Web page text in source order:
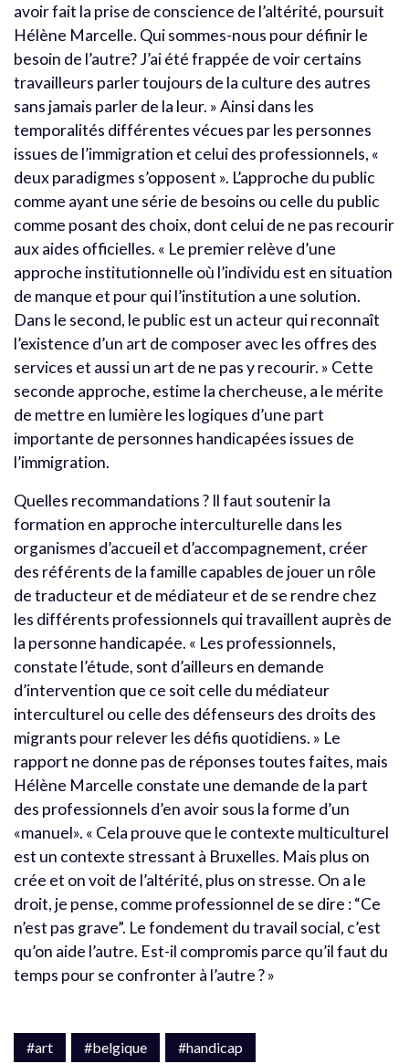
avoir fait la prise de conscience de l’altérité, poursuit
Hélène Marcelle. Qui sommes-nous pour définir le
besoin de l’autre? J’ai été frappée de voir certains
travailleurs parler toujours de la culture des autres
sans jamais parler de la leur. » Ainsi dans les
temporalités différentes vécues par les personnes
issues de l’immigration et celui des professionnels, «
deux paradigmes s’opposent ». L’approche du public
comme ayant une série de besoins ou celle du public
comme posant des choix, dont celui de ne pas recourir
aux aides officielles. « Le premier relève d’une
approche institutionnelle où l’individu est en situation
de manque et pour qui l’institution a une solution.
Dans le second, le public est un acteur qui reconnaît
l’existence d’un art de composer avec les offres des
services et aussi un art de ne pas y recourir. » Cette
seconde approche, estime la chercheuse, a le mérite
de mettre en lumière les logiques d’une part
importante de personnes handicapées issues de
l’immigration.
Quelles recommandations ? Il faut soutenir la
formation en approche interculturelle dans les
organismes d’accueil et d’accompagnement, créer
des référents de la famille capables de jouer un rôle
de traducteur et de médiateur et de se rendre chez
les différents professionnels qui travaillent auprès de
la personne handicapée. « Les professionnels,
constate l’étude, sont d’ailleurs en demande
d’intervention que ce soit celle du médiateur
interculturel ou celle des défenseurs des droits des
migrants pour relever les défis quotidiens. » Le
rapport ne donne pas de réponses toutes faites, mais
Hélène Marcelle constate une demande de la part
des professionnels d’en avoir sous la forme d’un
«manuel». « Cela prouve que le contexte multiculturel
est un contexte stressant à Bruxelles. Mais plus on
crée et on voit de l’altérité, plus on stresse. On a le
droit, je pense, comme professionnel de se dire : “Ce
n’est pas grave”. Le fondement du travail social, c’est
qu’on aide l’autre. Est-il compromis parce qu’il faut du
temps pour se confronter à l’autre ? »
#art #belgique #handicap